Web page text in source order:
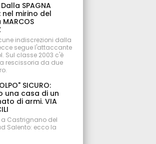
Dalla SPAGNA
mirino del
indiscrezioni dalla
segue l'attaccante
Sul classe 2003 c'è
rescissoria da due
SICURO:
una casa di un
di armi. VIA
a Castrignano del
Salento: ecco la